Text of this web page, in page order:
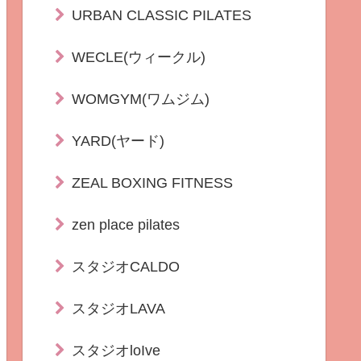
URBAN CLASSIC PILATES
WECLE(ウィークル)
WOMGYM(ワムジム)
YARD(ヤード)
ZEAL BOXING FITNESS
zen place pilates
スタジオCALDO
スタジオLAVA
スタジオloIve